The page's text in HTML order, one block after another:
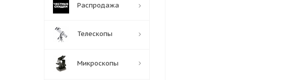
Распродажа
Телескопы
Микроскопы